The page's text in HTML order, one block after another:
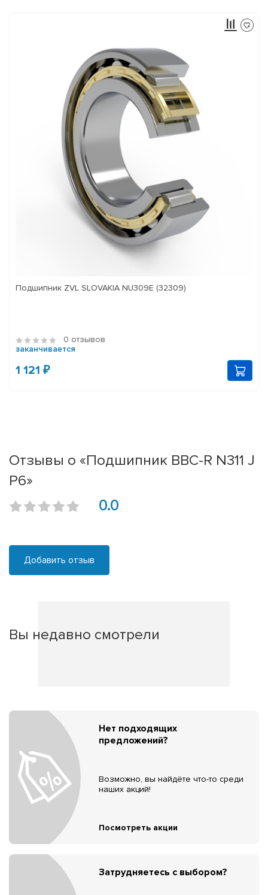
Подшипник ZVL SLOVAKIA NU309E (32309)
0 отзывов
заканчивается
1 121 ₽
Отзывы о «Подшипник BBC-R N311 J
P6»
0.0
Добавить отзыв
Вы недавно смотрели
Нет подходящих
предложений?
Возможно, вы найдёте что-то среди
наших акций!
Посмотреть акции
Затрудняетесь с выбором?